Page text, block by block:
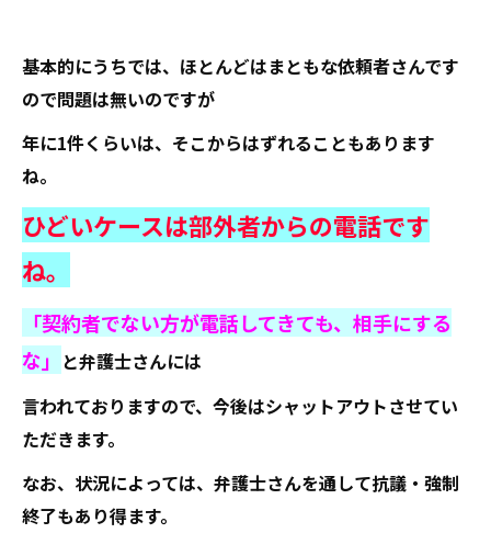
基本的にうちでは、ほとんどはまともな依頼者さんです
ので問題は無いのですが
年に1件くらいは、そこからはずれることもあります
ね。
ひどいケースは部外者からの電話です
ね。
「契約者でない方が電話してきても、相手にする
な」 と弁護士さんには
言われておりますので、今後はシャットアウトさせてい
ただきます。
なお、状況によっては、弁護士さんを通して抗議・強制
終了もあり得ます。